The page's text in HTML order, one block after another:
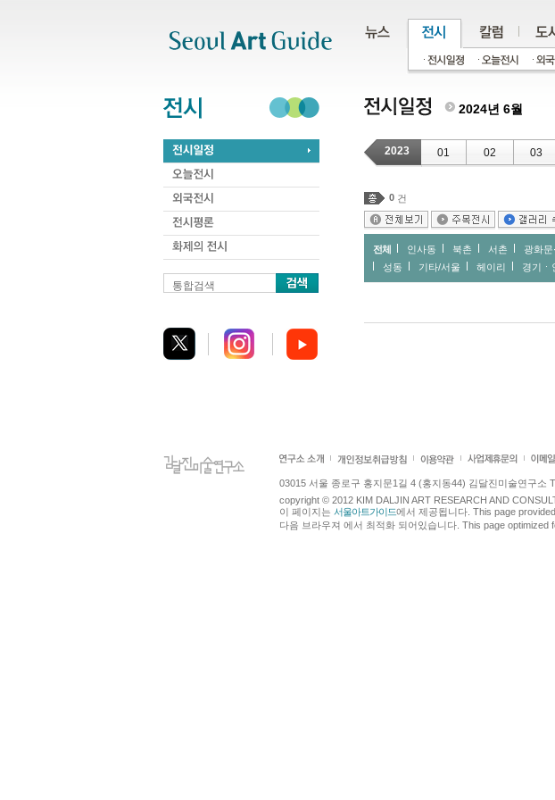
통합검색
2024년 6월
2023 01 02 03
0 건
전체 인사동 북촌 서촌 광화문
성동
기타/서울 헤이리 경기ㆍ
03015 서울 종로구 홍지문1길 4 (홍지동44) 김달진미술연구소
copyright © 2012 KIM DALJIN ART RESEARCH AND
이 페이지는 서울아트가이드에서 제공됩니다. This page
다음 브라우져 에서 최적화 되어있습니다. This page optimized